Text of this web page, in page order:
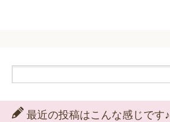
最近の投稿はこんな感じです♪